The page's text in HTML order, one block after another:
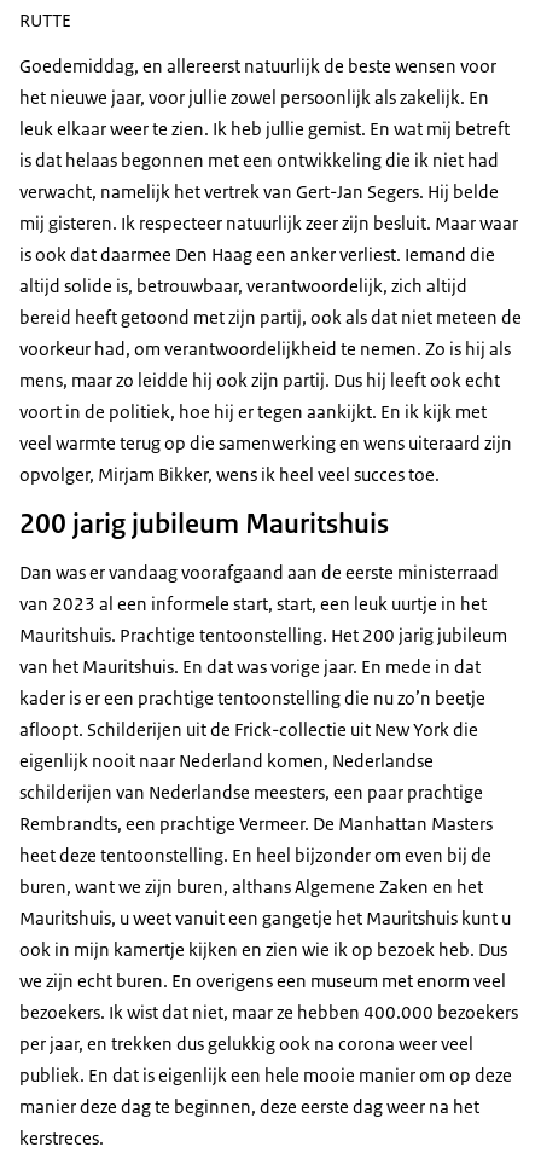
RUTTE
Goedemiddag, en allereerst natuurlijk de beste wensen voor
het nieuwe jaar, voor jullie zowel persoonlijk als zakelijk. En
leuk elkaar weer te zien. Ik heb jullie gemist. En wat mij betreft
is dat helaas begonnen met een ontwikkeling die ik niet had
verwacht, namelijk het vertrek van Gert-Jan Segers. Hij belde
mij gisteren. Ik respecteer natuurlijk zeer zijn besluit. Maar waar
is ook dat daarmee Den Haag een anker verliest. Iemand die
altijd solide is, betrouwbaar, verantwoordelijk, zich altijd
bereid heeft getoond met zijn partij, ook als dat niet meteen de
voorkeur had, om verantwoordelijkheid te nemen. Zo is hij als
mens, maar zo leidde hij ook zijn partij. Dus hij leeft ook echt
voort in de politiek, hoe hij er tegen aankijkt. En ik kijk met
veel warmte terug op die samenwerking en wens uiteraard zijn
opvolger, Mirjam Bikker, wens ik heel veel succes toe.
200 jarig jubileum Mauritshuis
Dan was er vandaag voorafgaand aan de eerste ministerraad
van 2023 al een informele start, start, een leuk uurtje in het
Mauritshuis. Prachtige tentoonstelling. Het 200 jarig jubileum
van het Mauritshuis. En dat was vorige jaar. En mede in dat
kader is er een prachtige tentoonstelling die nu zo’n beetje
afloopt. Schilderijen uit de Frick-collectie uit New York die
eigenlijk nooit naar Nederland komen, Nederlandse
schilderijen van Nederlandse meesters, een paar prachtige
Rembrandts, een prachtige Vermeer. De Manhattan Masters
heet deze tentoonstelling. En heel bijzonder om even bij de
buren, want we zijn buren, althans Algemene Zaken en het
Mauritshuis, u weet vanuit een gangetje het Mauritshuis kunt u
ook in mijn kamertje kijken en zien wie ik op bezoek heb. Dus
we zijn echt buren. En overigens een museum met enorm veel
bezoekers. Ik wist dat niet, maar ze hebben 400.000 bezoekers
per jaar, en trekken dus gelukkig ook na corona weer veel
publiek. En dat is eigenlijk een hele mooie manier om op deze
manier deze dag te beginnen, deze eerste dag weer na het
kerstreces.